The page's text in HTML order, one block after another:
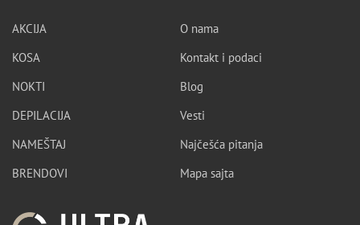
AKCIJA
KOSA
NOKTI
DEPILACIJA
NAMEŠTAJ
BRENDOVI
O nama
Kontakt i podaci
Blog
Vesti
Najčešća pitanja
Mapa sajta